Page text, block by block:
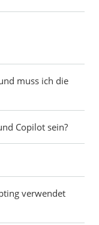
muss ich die
Copilot sein?
verwendet